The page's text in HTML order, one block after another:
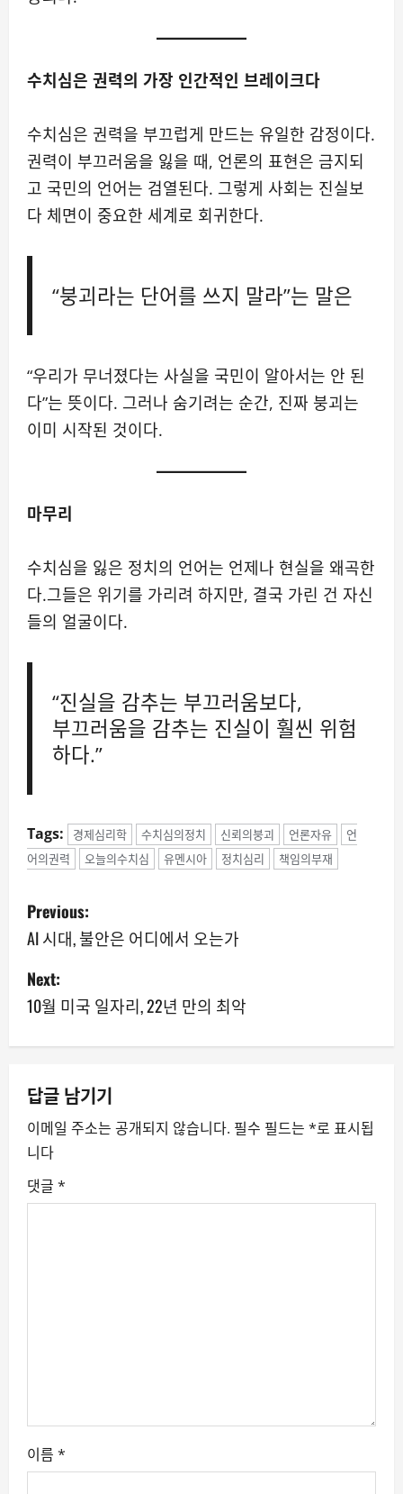
수치심은 권력의 가장 인간적인 브레이크다
수치심은 권력을 부끄럽게 만드는 유일한 감정이다.
권력이 부끄러움을 잃을 때, 언론의 표현은 금지되
고 국민의 언어는 검열된다. 그렇게 사회는 진실보
다 체면이 중요한 세계로 회귀한다.
“붕괴라는 단어를 쓰지 말라”는 말은
“우리가 무너졌다는 사실을 국민이 알아서는 안 된
다”는 뜻이다. 그러나 숨기려는 순간, 진짜 붕괴는
이미 시작된 것이다.
마무리
수치심을 잃은 정치의 언어는 언제나 현실을 왜곡한
다.그들은 위기를 가리려 하지만, 결국 가린 건 자신
들의 얼굴이다.
“진실을 감추는 부끄러움보다,
부끄러움을 감추는 진실이 훨씬 위험
하다.”
Tags: 경제심리학 수치심의정치 신뢰의붕괴 언론자유
언
어의권력
오늘의수치심 유멘시아 정치심리 책임의부재
P
o
s
t
n
a
v
i
g
Previous:
AI 시대, 불안은 어디에서 오는가
Next:
10월 미국 일자리, 22년 만의 최악
답글 남기기
이메일 주소는 공개되지 않습니다. 필수 필드는 *로 표시됩
니다
댓글 *
이름 *